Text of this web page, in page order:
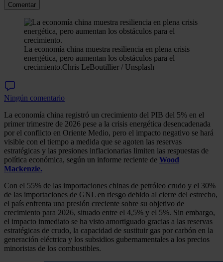
Comentar
La economía china muestra resiliencia en plena crisis
energética, pero aumentan los obstáculos para el
crecimiento.Chris LeBoutillier / Unsplash
Ningún comentario
La economía china registró un crecimiento del PIB del 5% en el
primer trimestre de 2026 pese a la crisis energética desencadenada
por el conflicto en Oriente Medio, pero el impacto negativo se hará
visible con el tiempo a medida que se agoten las reservas
estratégicas y las presiones inflacionarias limiten las respuestas de
política económica, según un informe reciente de Wood
Mackenzie.
Con el 55% de las importaciones chinas de petróleo crudo y el 30%
de las importaciones de GNL en riesgo debido al cierre del estrecho,
el país enfrenta una presión creciente sobre su objetivo de
crecimiento para 2026, situado entre el 4,5% y el 5%. Sin embargo,
el impacto inmediato se ha visto amortiguado gracias a las reservas
estratégicas de crudo, la capacidad de sustituir gas por carbón en la
generación eléctrica y los subsidios gubernamentales a los precios
minoristas de los combustibles.